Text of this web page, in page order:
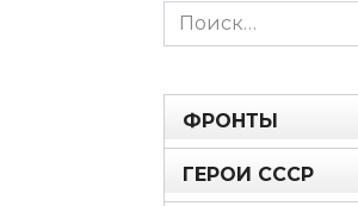
Search
for:
ФРОНТЫ
ГЕРОИ СССР